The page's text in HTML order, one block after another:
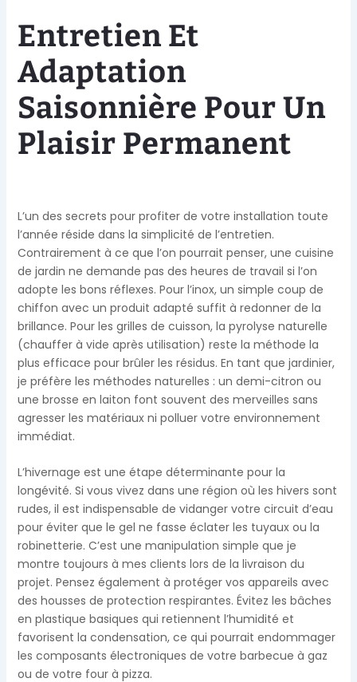
Entretien Et
Adaptation
Saisonnière Pour Un
Plaisir Permanent
L’un des secrets pour profiter de votre installation toute
l’année réside dans la simplicité de l’entretien.
Contrairement à ce que l’on pourrait penser, une cuisine
de jardin ne demande pas des heures de travail si l’on
adopte les bons réflexes. Pour l’inox, un simple coup de
chiffon avec un produit adapté suffit à redonner de la
brillance. Pour les grilles de cuisson, la pyrolyse naturelle
(chauffer à vide après utilisation) reste la méthode la
plus efficace pour brûler les résidus. En tant que jardinier,
je préfère les méthodes naturelles : un demi-citron ou
une brosse en laiton font souvent des merveilles sans
agresser les matériaux ni polluer votre environnement
immédiat.
L’hivernage est une étape déterminante pour la
longévité. Si vous vivez dans une région où les hivers sont
rudes, il est indispensable de vidanger votre circuit d’eau
pour éviter que le gel ne fasse éclater les tuyaux ou la
robinetterie. C’est une manipulation simple que je
montre toujours à mes clients lors de la livraison du
projet. Pensez également à protéger vos appareils avec
des housses de protection respirantes. Évitez les bâches
en plastique basiques qui retiennent l’humidité et
favorisent la condensation, ce qui pourrait endommager
les composants électroniques de votre barbecue à gaz
ou de votre four à pizza.